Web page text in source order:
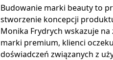
Budowanie marki beauty to
stworzenie koncepcji
Monika Frydrych wskazuje
marki premium, klienci
doświadczeń związanych z